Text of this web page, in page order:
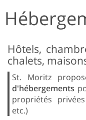
Hôtels,
chalets,
St. Moritz
d'hébergements
propriétés
etc.)